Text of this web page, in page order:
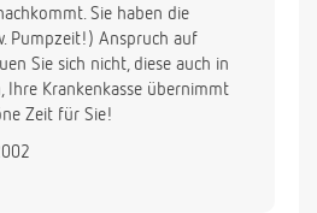
Sie haben die
Pumpzeit!) Anspruch auf
Sie sich nicht, diese auch in
Ihre Krankenkasse übernimmt
Zeit für Sie!